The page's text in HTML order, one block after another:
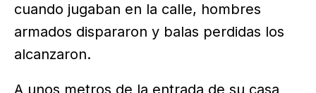
cuando jugaban en la calle, hombres
armados dispararon y balas perdidas los
alcanzaron.